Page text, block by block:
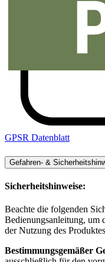
GPSR Datenblatt
Gefahren- &
Sicherheitshinweise:
Beachte die folgenden
Bedienungsanleitung, um
der Nutzung des
Bestimmungsgemäßer